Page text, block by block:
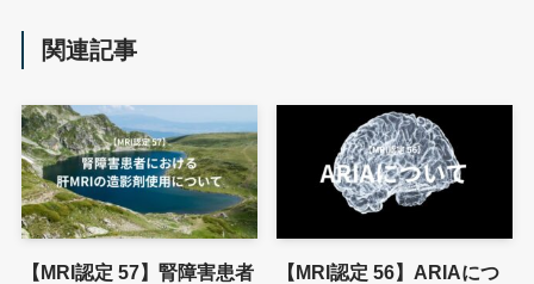
関連記事
【MRI認定 57】腎障害患者
【MRI認定 56】ARIAにつ